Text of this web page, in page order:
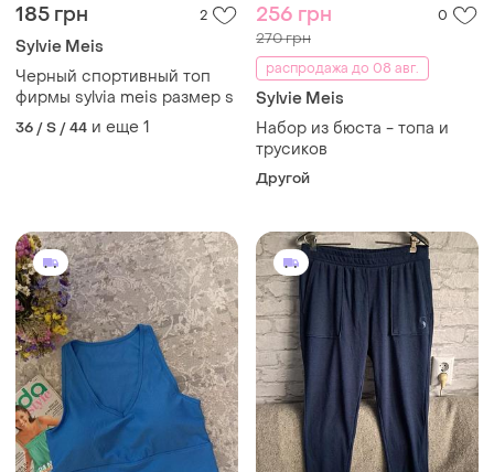
185 грн 2
Sylvie Meis
Черный спортивный топ
фирмы sylvia meis размер s
36 / S / 44 и еще 1
256 грн 0
270 грн
распродажа до 08 авг.
Sylvie Meis
Набор из бюста - топа и
трусиков
Другой